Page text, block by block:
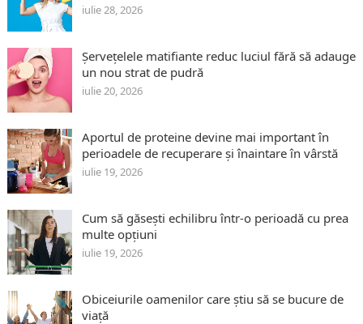
iulie 28, 2026
Șervețelele matifiante reduc luciul fără să adauge
un nou strat de pudră
iulie 20, 2026
Aportul de proteine devine mai important în
perioadele de recuperare și înaintare în vârstă
iulie 19, 2026
Cum să găsești echilibru într-o perioadă cu prea
multe opțiuni
iulie 19, 2026
Obiceiurile oamenilor care știu să se bucure de
viață